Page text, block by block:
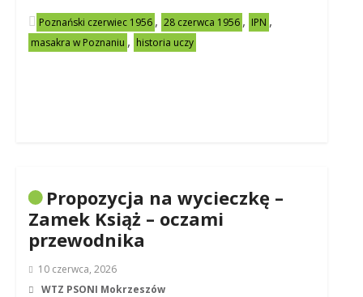
Poznański czerwiec 1956 , 28 czerwca 1956 , IPN ,
masakra w Poznaniu , historia uczy
Propozycja na wycieczkę –
Zamek Książ – oczami
przewodnika
10 czerwca, 2026
WTZ PSONI Mokrzeszów